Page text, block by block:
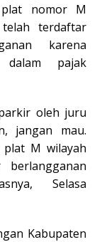
nomor M
terdaftar
karena
dalam pajak
oleh juru
jangan mau.
plat M wilayah
Selasa
Kabupaten